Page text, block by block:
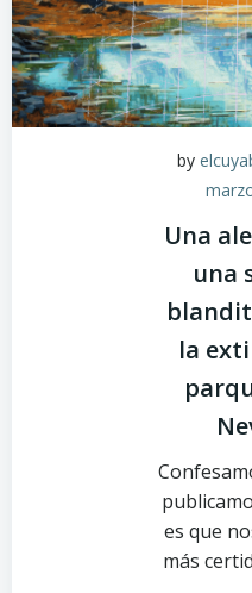
by
Una
una
la
es que
más